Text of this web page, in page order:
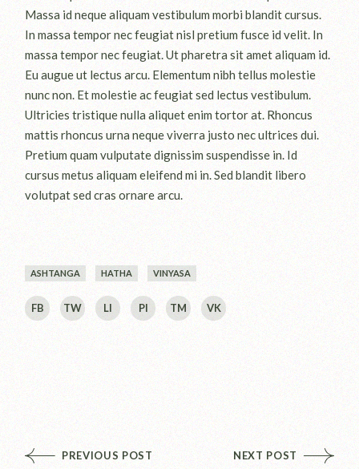
Massa id neque aliquam vestibulum morbi blandit cursus.
In massa tempor nec feugiat nisl pretium fusce id velit. In
massa tempor nec feugiat. Ut pharetra sit amet aliquam id.
Eu augue ut lectus arcu. Elementum nibh tellus molestie
nunc non. Et molestie ac feugiat sed lectus vestibulum.
Ultricies tristique nulla aliquet enim tortor at. Rhoncus
mattis rhoncus urna neque viverra justo nec ultrices dui.
Pretium quam vulputate dignissim suspendisse in. Id
cursus metus aliquam eleifend mi in. Sed blandit libero
volutpat sed cras ornare arcu.
ASHTANGA HATHA VINYASA
FB TW LI PI TM VK
PREVIOUS POST NEXT POST